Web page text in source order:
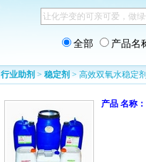
全部 产品名
行业助剂 > 稳定剂 > 高效双氧水稳定
产品 名称：